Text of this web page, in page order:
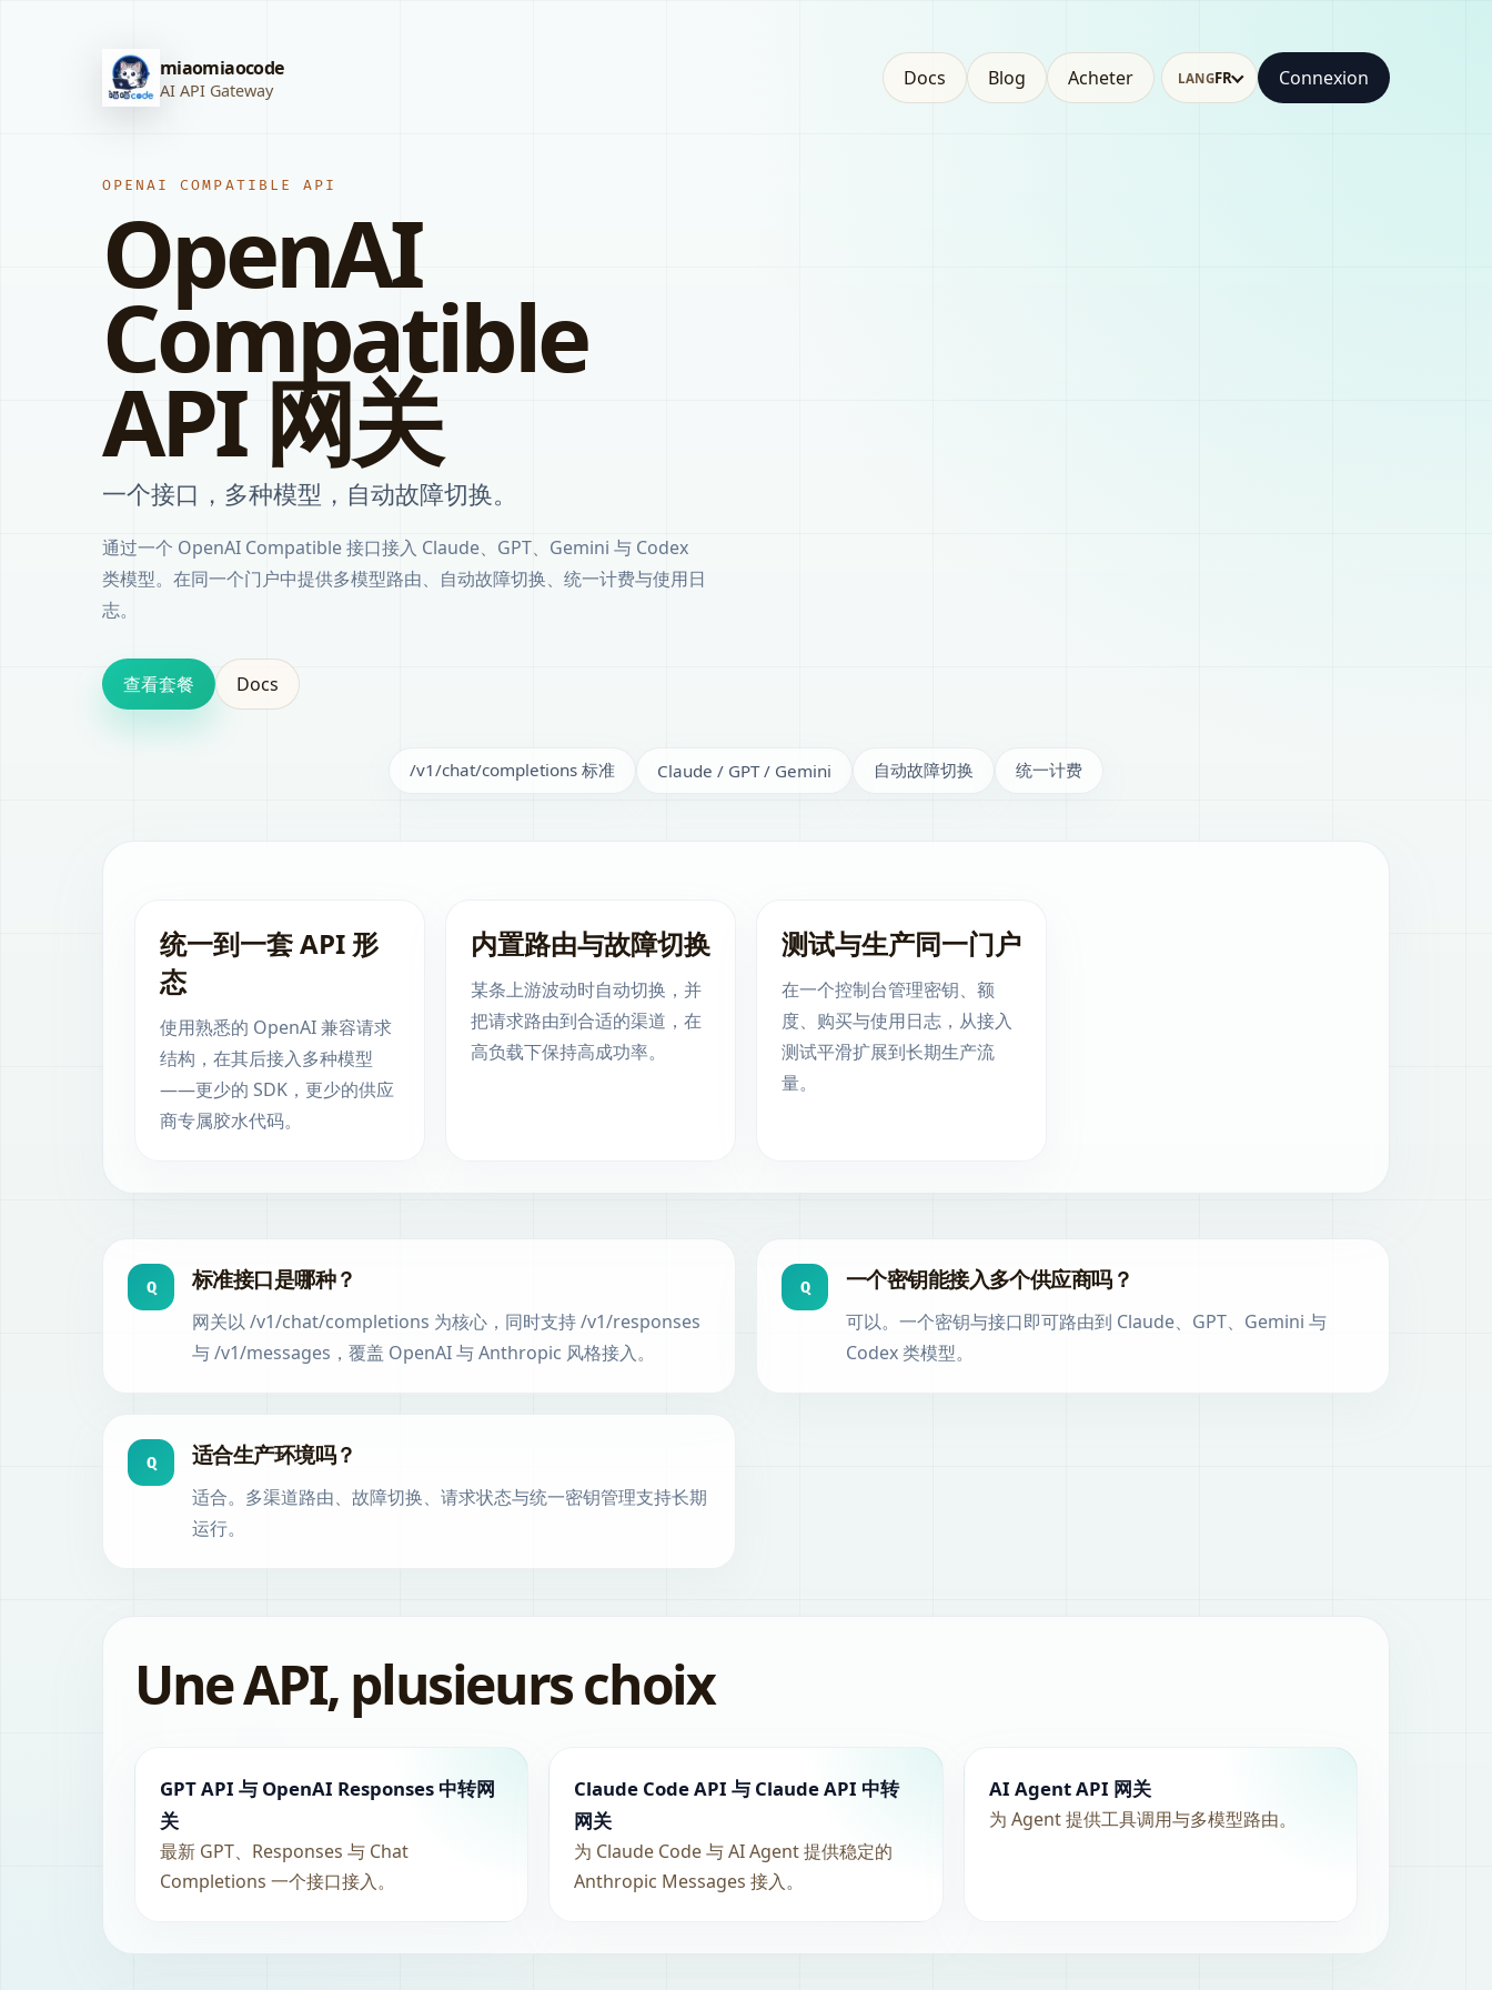
miaomiaocode
AI API Gateway Docs Blog Acheter LANGFR Connexion
OPENAI COMPATIBLE API
OpenAI
Compatible
API 网关
一个接口，多种模型，自动故障切换。
通过一个 OpenAI Compatible 接口接入 Claude、GPT、Gemini 与 Codex
类模型。在同一个门户中提供多模型路由、自动故障切换、统一计费与使用日
志。
查看套餐 Docs
/v1/chat/completions 标准 Claude / GPT / Gemini 自动故障切换 统一计费
统一到一套 API 形
态
使用熟悉的 OpenAI 兼容请求
结构，在其后接入多种模型
——更少的 SDK，更少的供应
商专属胶水代码。
内置路由与故障切换
某条上游波动时自动切换，并
把请求路由到合适的渠道，在
高负载下保持高成功率。
测试与生产同一门户
在一个控制台管理密钥、额
度、购买与使用日志，从接入
测试平滑扩展到长期生产流
量。
Q 标准接口是哪种？
网关以 /v1/chat/completions 为核心，同时支持 /v1/responses
与 /v1/messages，覆盖 OpenAI 与 Anthropic 风格接入。
Q 一个密钥能接入多个供应商吗？
可以。一个密钥与接口即可路由到 Claude、GPT、Gemini 与
Codex 类模型。
Q 适合生产环境吗？
适合。多渠道路由、故障切换、请求状态与统一密钥管理支持长期
运行。
Une API, plusieurs choix
GPT API 与 OpenAI Responses 中转网
关
最新 GPT、Responses 与 Chat
Completions 一个接口接入。
Claude Code API 与 Claude API 中转
网关
为 Claude Code 与 AI Agent 提供稳定的
Anthropic Messages 接入。
AI Agent API 网关
为 Agent 提供工具调用与多模型路由。